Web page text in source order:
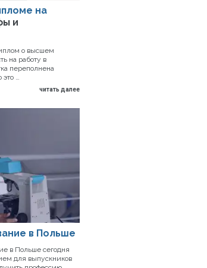
на
и
о высшем
на работу в
переполнена
…
читать далее
в Польше
в Польше сегодня
для выпускников